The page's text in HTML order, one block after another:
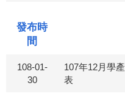
發布時
間
108-01-
30
107年12月學
表